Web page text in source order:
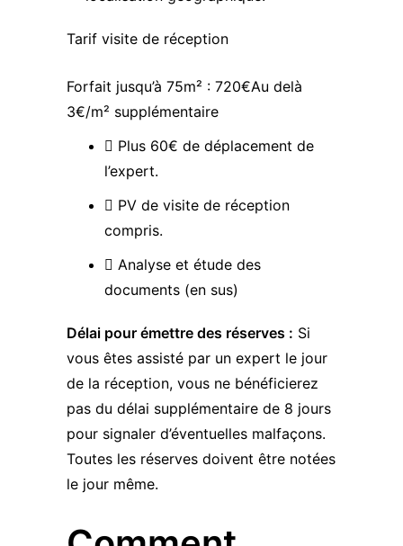
Tarif visite de réception
Forfait jusqu’à 75m² : 720€Au delà
3€/m² supplémentaire
Plus 60€ de déplacement de
l’expert.
PV de visite de réception
compris.
Analyse et étude des
documents (en sus)
Délai pour émettre des réserves : Si
vous êtes assisté par un expert le jour
de la réception, vous ne bénéficierez
pas du délai supplémentaire de 8 jours
pour signaler d’éventuelles malfaçons.
Toutes les réserves doivent être notées
le jour même.